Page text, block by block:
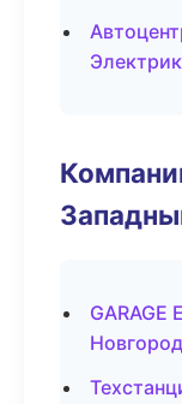
Новгород